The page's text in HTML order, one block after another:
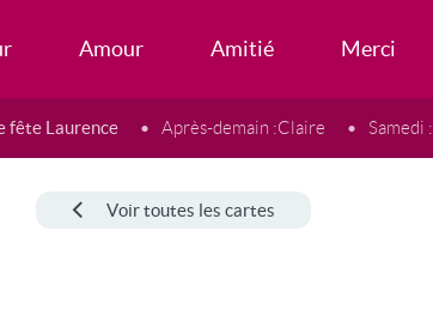
Amour Amitié Merci
fête Laurence Après-demain :Claire Samedi :
Voir toutes les cartes